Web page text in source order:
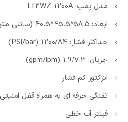
مدل پمپ: LT3WZ-1200A
ابعاد: 58.5*45.5*40.5 (سانتی متر)
حداکثر فشار: 1200/84 (PSI/bar)
جریان: 1.9/7.3 (gpm/lpm)
انژکتور کم فشار
تفنگی حرفه ای به همراه قفل امنیتی
فیلتر آب خطی